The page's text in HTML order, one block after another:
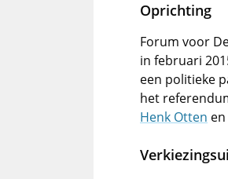
Oprichting
Forum voor
in februari
een politieke
het
Henk Otten en